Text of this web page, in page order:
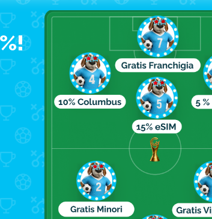
Ban Josip Jelačić, il cuore pulsante
è un punto di riferimento per
foto ricordo.
dove potrai immergerti
artigianali.
culinarie croate e magari